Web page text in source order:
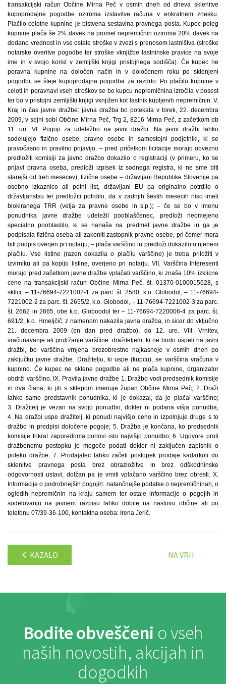
transakcijski račun Občine Mirna Peč v osmih dneh od dneva sklenitve
kupoprodajne pogodbe oziroma izstavitve računa v enkratnem znesku.
Plačilo celotne kupnine je bistvena sestavina pravnega posla. Kupec poleg
kupnine plača še 2% davek na promet nepremičnin oziroma 20% davek na
dodano vrednost in vse ostale stroške v zvezi s prenosom lastništva (stroške
notarske overitve pogodbe ter stroške vknjižbe lastninske pravice na svoje
ime in v svojo korist v zemljiški knjigi pristojnega sodišča). Če kupec ne
poravna kupnine na določen način in v določenem roku po sklenjeni
pogodbi, se šteje kupoprodajna pogodba za razdrto. Po plačilu kupnine v
celoti in poravnavi vseh stroškov se bo kupcu nepremičnina izročila v posest
ter bo v pristojni zemljiški knjigi vknjižen kot lastnik kupljenih nepremičnin. V.
Kraj in čas javne dražbe: javna dražba bo potekala v torek, 22. decembra
2009, v sejni sobi Občine Mirna Peč, Trg 2, 8216 Mirna Peč, z začetkom ob
11. uri. VI. Pogoji za udeležbo na javni dražbi: Na javni dražbi lahko
sodelujejo fizične osebe, pravne osebe in samostojni podjetniki, ki se
pravočasno in pravilno prijavijo: – pred pričetkom licitacije morajo obvezno
predložiti komisiji za javno dražbo dokazilo o registraciji (v primeru, ko se
prijavi pravna oseba, predloži izpisek iz sodnega registra, ki ne sme biti
starejši od treh mesecev), fizične osebe – državljani Republike Slovenije pa
osebno izkaznico ali potni list, državljani EU pa originalno potrdilo o
državljanstvu ter predložiti potrdilo, da v zadnjih šestih mesecih niso imeli
blokiranega TRR (velja za pravne osebe in s.p.); – če se bo v imenu
ponudnika javne dražbe udeležil pooblaščenec, predloži neomejeno
specialno pooblastilo, ki se nanaša na predmet javne dražbe in ga je
podpisala fizična oseba ali zakoniti zastopnik pravne osebe, pri čemer mora
biti podpis overjen pri notarju; – plača varščino in predloži dokazilo o njenem
plačilu. Vse listine (razen dokazila o plačilu varščine) je treba priložiti v
izvirniku ali pa kopijo listine, overjeno pri notarju. VII. Varščina Interesenti
morajo pred začetkom javne dražbe vplačati varščino, ki znaša 10% izklicne
cene na transakcijski račun Občine Mirna Peč, št. 01370-0100015628, s
sklici: – 11-76694-7221002-1 za parc. št. 2580, k.o. Globodol, – 11-76694-
7221002-2 za parc. št. 2655/2, k.o. Globodol, – 11-76694-7221002-3 za parc.
št. 2662 in 2665, obe k.o. Globoodol ter – 11-76694-7220006-4 za parc. št.
691/2, k.o. Hmeljčič, z namenom nakazila javna dražba, in sicer do vključno
21. decembra 2009 (en dan pred dražbo), do 12. ure. VIII. Vrnitev,
vračunavanje ali pridržanje varščine: dražiteljem, ki ne bodo uspeli na javni
dražbi, bo varščina vrnjena brezobrestno najkasneje v osmih dneh po
zaključku javne dražbe. Dražitelju, ki uspe (kupcu), se varščina vračuna v
kupnino. Če kupec ne sklene pogodbe ali ne plača kupnine, organizator
obdrži varščino. IX. Pravila javne dražbe 1. Dražbo vodi predsednik komisije
in dva člana, ki jih s sklepom imenuje župan Občine Mirna Peč; 2. Draži
lahko samo predstavnik ponudnika, ki je dokazal, da je plačal varščino;
3. Dražitelj je vezan na svojo ponudbo, dokler ni podana višja ponudba;
4. Na dražbi uspe dražitelj, ki ponudi najvišjo ceno in izpolnjuje druge s to
dražbo in predpisi določene pogoje; 5. Dražba je končana, ko predsednik
komisije trikrat zaporedoma ponovi isto najvišjo ponudbo; 6. Ugovore proti
dražbenemu postopku je mogoče podati dokler ni zaključen zapisnik o
poteku dražbe; 7. Prodajalec lahko začeti postopek prodaje kadarkoli do
sklenitve pravnega posla brez obrazložitve in brez odškodninske
odgovornosti ustavi, dolžan pa je vrniti vplačano varščino brez obresti. X.
Informacije o podrobnejših pogojih: natančnejše podatke o nepremičninah, o
ogledih nepremičnin na kraju samem ter ostale informacije o pogojih in
sodelovanju na javnem razpisu lahko dobite na naslovu občine ali po
telefonu 07/39-36-100, kontaktna oseba: Irena Jerič.
KAZALO NA VRH
Bodite obveščeni o vseh
naših novostih, akcijah in
dogodkih